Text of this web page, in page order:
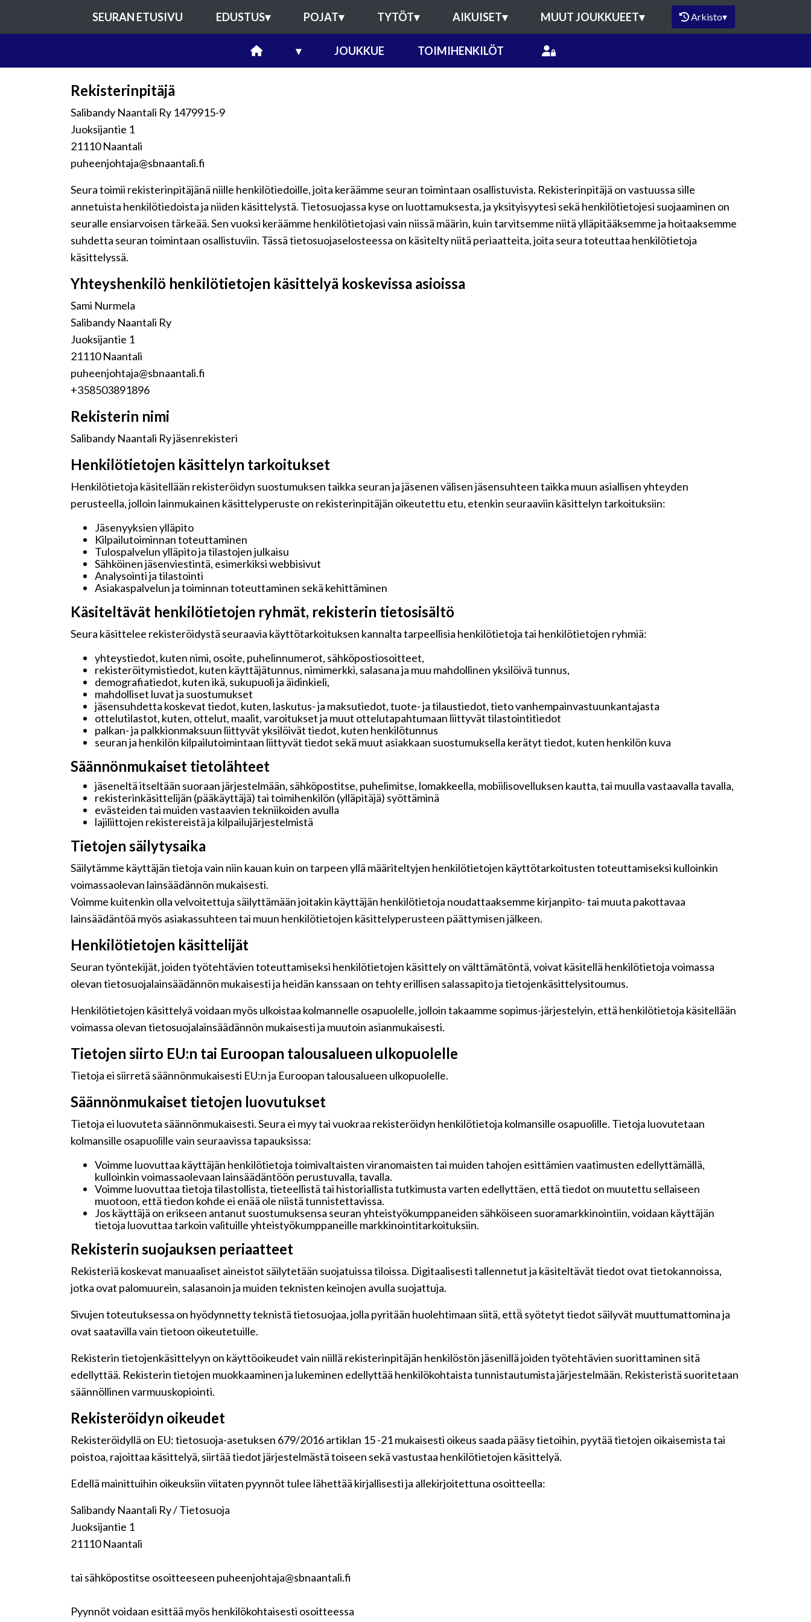
SEURAN ETUSIVU EDUSTUS▾ POJAT▾ TYTÖT▾ AIKUISET▾ MUUT JOUKKUEET▾ Arkisto▾
▾ JOUKKUE TOIMIHENKILÖT
Rekisterinpitäjä
Salibandy Naantali Ry 1479915-9
Juoksijantie 1
21110 Naantali
puheenjohtaja@sbnaantali.fi
Seura toimii rekisterinpitäjänä niille henkilötiedoille, joita keräämme seuran toimintaan osallistuvista. Rekisterinpitäjä on vastuussa sille
annetuista henkilötiedoista ja niiden käsittelystä. Tietosuojassa kyse on luottamuksesta, ja yksityisyytesi sekä henkilötietojesi suojaaminen on
seuralle ensiarvoisen tärkeää. Sen vuoksi keräämme henkilötietojasi vain niissä määrin, kuin tarvitsemme niitä ylläpitääksemme ja hoitaaksemme
suhdetta seuran toimintaan osallistuviin. Tässä tietosuojaselosteessa on käsitelty niitä periaatteita, joita seura toteuttaa henkilötietoja
käsittelyssä.
Yhteyshenkilö henkilötietojen käsittelyä koskevissa asioissa
Sami Nurmela
Salibandy Naantali Ry
Juoksijantie 1
21110 Naantali
puheenjohtaja@sbnaantali.fi
+358503891896
Rekisterin nimi
Salibandy Naantali Ry jäsenrekisteri
Henkilötietojen käsittelyn tarkoitukset
Henkilötietoja käsitellään rekisteröidyn suostumuksen taikka seuran ja jäsenen välisen jäsensuhteen taikka muun asiallisen yhteyden
perusteella, jolloin lainmukainen käsittelyperuste on rekisterinpitäjän oikeutettu etu, etenkin seuraaviin käsittelyn tarkoituksiin:
Jäsenyyksien ylläpito
Kilpailutoiminnan toteuttaminen
Tulospalvelun ylläpito ja tilastojen julkaisu
Sähköinen jäsenviestintä, esimerkiksi webbisivut
Analysointi ja tilastointi
Asiakaspalvelun ja toiminnan toteuttaminen sekä kehittäminen
Käsiteltävät henkilötietojen ryhmät, rekisterin tietosisältö
Seura käsittelee rekisteröidystä seuraavia käyttötarkoituksen kannalta tarpeellisia henkilötietoja tai henkilötietojen ryhmiä:
yhteystiedot, kuten nimi, osoite, puhelinnumerot, sähköpostiosoitteet,
rekisteröitymistiedot, kuten käyttäjätunnus, nimimerkki, salasana ja muu mahdollinen yksilöivä tunnus,
demografiatiedot, kuten ikä, sukupuoli ja äidinkieli,
mahdolliset luvat ja suostumukset
jäsensuhdetta koskevat tiedot, kuten, laskutus- ja maksutiedot, tuote- ja tilaustiedot, tieto vanhempainvastuunkantajasta
ottelutilastot, kuten, ottelut, maalit, varoitukset ja muut ottelutapahtumaan liittyvät tilastointitiedot
palkan- ja palkkionmaksuun liittyvät yksilöivät tiedot, kuten henkilötunnus
seuran ja henkilön kilpailutoimintaan liittyvät tiedot sekä muut asiakkaan suostumuksella kerätyt tiedot, kuten henkilön kuva
Säännönmukaiset tietolähteet
jäseneltä itseltään suoraan järjestelmään, sähköpostitse, puhelimitse, lomakkeella, mobiilisovelluksen kautta, tai muulla vastaavalla tavalla,
rekisterinkäsittelijän (pääkäyttäjä) tai toimihenkilön (ylläpitäjä) syöttäminä
evästeiden tai muiden vastaavien tekniikoiden avulla
lajiliittojen rekistereistä ja kilpailujärjestelmistä
Tietojen säilytysaika
Säilytämme käyttäjän tietoja vain niin kauan kuin on tarpeen yllä määriteltyjen henkilötietojen käyttötarkoitusten toteuttamiseksi kulloinkin
voimassaolevan lainsäädännön mukaisesti.
Voimme kuitenkin olla velvoitettuja säilyttämään joitakin käyttäjän henkilötietoja noudattaaksemme kirjanpito- tai muuta pakottavaa
lainsäädäntöä myös asiakassuhteen tai muun henkilötietojen käsittelyperusteen päättymisen jälkeen.
Henkilötietojen käsittelijät
Seuran työntekijät, joiden työtehtävien toteuttamiseksi henkilötietojen käsittely on välttämätöntä, voivat käsitellä henkilötietoja voimassa
olevan tietosuojalainsäädännön mukaisesti ja heidän kanssaan on tehty erillisen salassapito ja tietojenkäsittelysitoumus.
Henkilötietojen käsittelyä voidaan myös ulkoistaa kolmannelle osapuolelle, jolloin takaamme sopimus-järjestelyin, että henkilötietoja käsitellään
voimassa olevan tietosuojalainsäädännön mukaisesti ja muutoin asianmukaisesti.
Tietojen siirto EU:n tai Euroopan talousalueen ulkopuolelle
Tietoja ei siirretä säännönmukaisesti EU:n ja Euroopan talousalueen ulkopuolelle.
Säännönmukaiset tietojen luovutukset
Tietoja ei luovuteta säännönmukaisesti. Seura ei myy tai vuokraa rekisteröidyn henkilötietoja kolmansille osapuolille. Tietoja luovutetaan
kolmansille osapuolille vain seuraavissa tapauksissa:
Voimme luovuttaa käyttäjän henkilötietoja toimivaltaisten viranomaisten tai muiden tahojen esittämien vaatimusten edellyttämällä,
kulloinkin voimassaolevaan lainsäädäntöön perustuvalla, tavalla.
Voimme luovuttaa tietoja tilastollista, tieteellistä tai historiallista tutkimusta varten edellyttäen, että tiedot on muutettu sellaiseen
muotoon, että tiedon kohde ei enää ole niistä tunnistettavissa.
Jos käyttäjä on erikseen antanut suostumuksensa seuran yhteistyökumppaneiden sähköiseen suoramarkkinointiin, voidaan käyttäjän
tietoja luovuttaa tarkoin valituille yhteistyökumppaneille markkinointitarkoituksiin.
Rekisterin suojauksen periaatteet
Rekisteriä koskevat manuaaliset aineistot säilytetään suojatuissa tiloissa. Digitaalisesti tallennetut ja käsiteltävät tiedot ovat tietokannoissa,
jotka ovat palomuurein, salasanoin ja muiden teknisten keinojen avulla suojattuja.
Sivujen toteutuksessa on hyödynnetty teknistä tietosuojaa, jolla pyritään huolehtimaan siitä, että̈ syötetyt tiedot säilyvät muuttumattomina ja
ovat saatavilla vain tietoon oikeutetuille.
Rekisterin tietojenkäsittelyyn on käyttöoikeudet vain niillä rekisterinpitäjän henkilöstön jäsenillä joiden työtehtävien suorittaminen sitä
edellyttää. Rekisterin tietojen muokkaaminen ja lukeminen edellyttää henkilökohtaista tunnistautumista järjestelmään. Rekisteristä suoritetaan
säännöllinen varmuuskopiointi.
Rekisteröidyn oikeudet
Rekisteröidyllä on EU: tietosuoja-asetuksen 679/2016 artiklan 15 -21 mukaisesti oikeus saada pääsy tietoihin, pyytää tietojen oikaisemista tai
poistoa, rajoittaa käsittelyä, siirtää tiedot järjestelmästä toiseen sekä vastustaa henkilötietojen käsittelyä.
Edellä mainittuihin oikeuksiin viitaten pyynnöt tulee lähettää kirjallisesti ja allekirjoitettuna osoitteella:
Salibandy Naantali Ry / Tietosuoja
Juoksijantie 1
21110 Naantali
tai sähköpostitse osoitteeseen puheenjohtaja@sbnaantali.fi
Pyynnöt voidaan esittää myös henkilökohtaisesti osoitteessa